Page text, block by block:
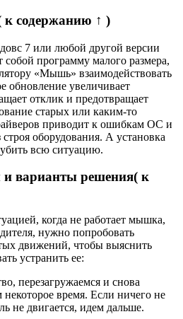
к содержанию ↑ )
7 или любой другой версии
собой программу малого размера,
«Мышь» взаимодействовать
обновление увеличивает
отклик и предотвращает
старых или каким-то
приводит к ошибкам ОС и
оборудования. А установка
всю ситуацию.
варианты решения( к
когда не работает мышка,
нужно попробовать
движений, чтобы выяснить
устранить ее:
перезагружаемся и снова
время. Если ничего не
не двигается, идем дальше.